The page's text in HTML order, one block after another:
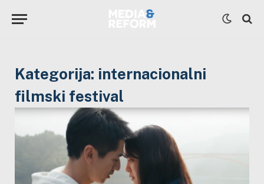
Kategorija: internacionalni
filmski festival